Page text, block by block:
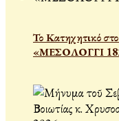
Το Κατηχητικό
«ΜΕΣΟΛΟΓΓΙ